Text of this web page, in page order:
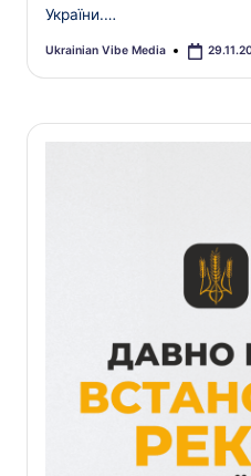
України.…
Опубліковано
Ukrainian Vibe Media